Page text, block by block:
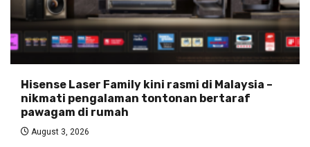
Hisense Laser Family kini rasmi di Malaysia –
nikmati pengalaman tontonan bertaraf
pawagam di rumah
August 3, 2026